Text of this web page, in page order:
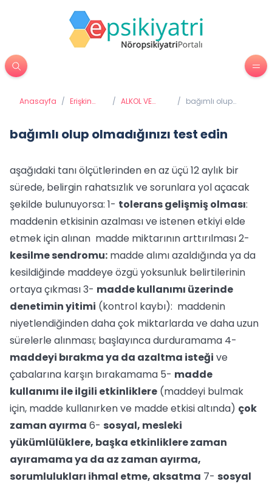
Anasayfa / Erişkin
/ ALKOL VE
/ bağımlı olup
bağımlı olup olmadığınızı test edin
aşağıdaki tanı ölçütlerinden en az üçü 12 aylık bir
sürede, belirgin rahatsızlık ve sorunlara yol açacak
şekilde bulunuyorsa: 1- tolerans gelişmiş olması:
maddenin etkisinin azalması ve istenen etkiyi elde
etmek için alınan madde miktarının arttırılması 2-
kesilme sendromu: madde alımı azaldığında ya da
kesildiğinde maddeye özgü yoksunluk belirtilerinin
ortaya çıkması 3- madde kullanımı üzerinde
denetimin yitimi (kontrol kaybı): maddenin
niyetlendiğinden daha çok miktarlarda ve daha uzun
sürelerle alınması; başlayınca durduramama 4-
maddeyi bırakma ya da azaltma isteği ve
çabalarına karşın bırakamama 5- madde
kullanımı ile ilgili etkinliklere (maddeyi bulmak
için, madde kullanırken ve madde etkisi altında) çok
zaman ayırma 6- sosyal, mesleki
yükümlülüklere, başka etkinliklere zaman
ayıramama ya da az zaman ayırma,
sorumlulukları ihmal etme, aksatma 7- sosyal